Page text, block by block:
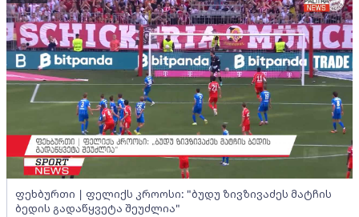
ფეხბურთი | ფელიქს კროოსი: "ბუდუ ზივზივაძეს მატჩის
ბედის გადაწყვეტა შეუძლია"